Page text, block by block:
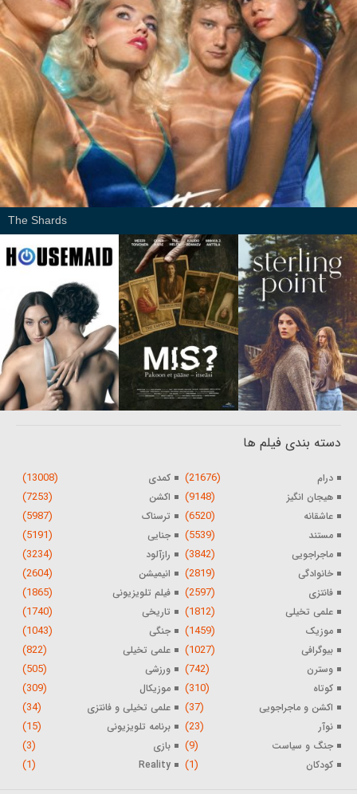
The Shards
دسته بندی فیلم ها
درام (21676) کمدی (13008)
هیجان انگیز (9148) اکشن (7253)
عاشقانه (6520) ترسناک (5987)
مستند (5539) جنایی (5191)
ماجراجویی (3842) رازآلود (3234)
خانوادگی (2819) انیمیشن (2604)
فانتزی (2597) فیلم تلویزیونی (1865)
علمی تخیلی (1812) تاریخی (1740)
موزیک (1459) جنگی (1043)
بیوگرافی (1027) علمی تخیلی (822)
وسترن (742) ورزشی (505)
کوتاه (310) موزیکال (309)
اکشن و ماجراجویی (37) علمی تخیلی و فانتزی (34)
نوآر (23) برنامه تلویزیونی (15)
جنگ و سیاست (9) بازی (3)
کودکان (1)
Reality
(1)